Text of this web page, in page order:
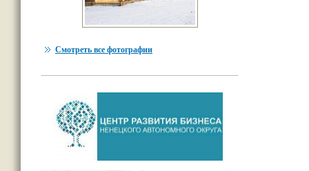
Смотреть все фотографии